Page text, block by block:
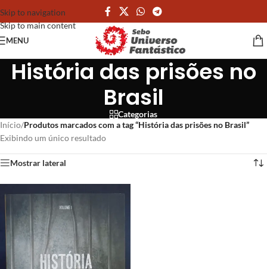
Skip to navigation
Skip to main content
MENU
História das prisões no
Brasil
Categorias
Início/Produtos marcados com a tag “História das prisões no Brasil”
Exibindo um único resultado
Mostrar lateral